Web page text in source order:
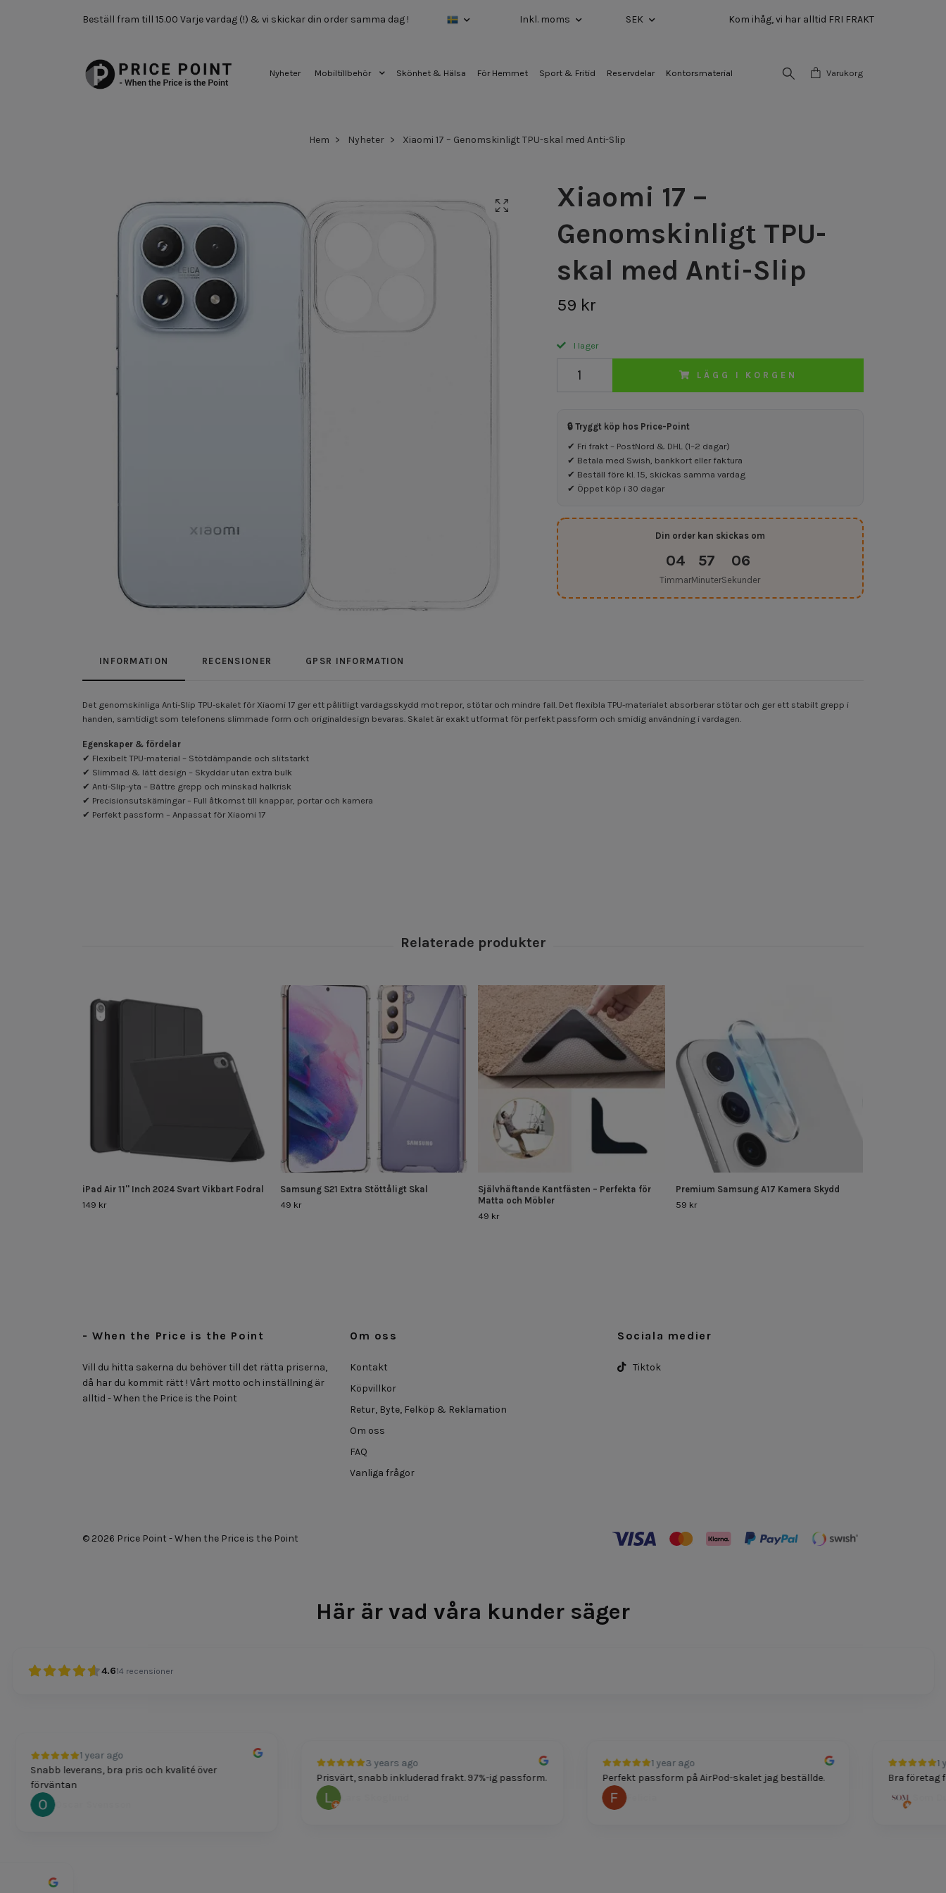
Beställ fram till 15.00 Varje vardag (!) & vi skickar din order samma dag ! Inkl. moms SEK Kom ihåg, vi har alltid FRI FRAKT
Nyheter Mobiltillbehör Skönhet & Hälsa För Hemmet Sport & Fritid Reservdelar Kontorsmaterial Varukorg
Hem Nyheter Xiaomi 17 – Genomskinligt TPU-skal med Anti-Slip
Xiaomi 17 –
Genomskinligt TPU-
skal med Anti-Slip
59 kr
I lager
LÄGG I KORGEN
🔒 Tryggt köp hos Price-Point
✔ Fri frakt – PostNord & DHL (1–2 dagar)
✔ Betala med Swish, bankkort eller faktura
✔ Beställ före kl. 15, skickas samma vardag
✔ Öppet köp i 30 dagar
Din order kan skickas om
04
Timmar
57
Minuter
05
Sekunder
INFORMATION RECENSIONER GPSR INFORMATION
Det genomskinliga Anti-Slip TPU-skalet för Xiaomi 17 ger ett pålitligt vardagsskydd mot repor, stötar och mindre fall. Det flexibla TPU-materialet absorberar stötar och ger ett stabilt grepp i
handen, samtidigt som telefonens slimmade form och originaldesign bevaras. Skalet är exakt utformat för perfekt passform och smidig användning i vardagen.
Egenskaper & fördelar
✔ Flexibelt TPU-material – Stötdämpande och slitstarkt
✔ Slimmad & lätt design – Skyddar utan extra bulk
✔ Anti-Slip-yta – Bättre grepp och minskad halkrisk
✔ Precisionsutskärningar – Full åtkomst till knappar, portar och kamera
✔ Perfekt passform – Anpassat för Xiaomi 17
iPad Air 11'' Inch 2024 Svart Vikbart Fodral
149 kr
Samsung S21 Extra Stöttåligt Skal
49 kr
Självhäftande Kantfästen – Perfekta för
Matta och Möbler
49 kr
Premium Samsung A17 Kamera Skydd
59 kr
- When the Price is the Point
Vill du hitta sakerna du behöver till det rätta priserna,
då har du kommit rätt ! Vårt motto och inställning är
alltid - When the Price is the Point
Om oss
Kontakt
Köpvillkor
Retur, Byte, Felköp & Reklamation
Om oss
FAQ
Vanliga frågor
Sociala medier
Tiktok
© 2026 Price Point - When the Price is the Point
Här är vad våra kunder säger
4.614 recensioner
1 year ago
Snabb leverans, bra pris och kvalité över
förväntan
Oscar Svensson
3 years ago
Prisvärt, snabb inkluderad frakt. 97%-ig passform.
Lars Skoglund
1 year ago
Perfekt passform på AirPod-skalet jag beställde.
Felicia
1
Bra företag
Som Dutt